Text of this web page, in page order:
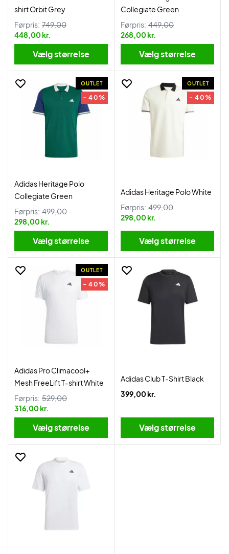
shirt Orbit Grey
Førpris: 749,00
448,00 kr.
Vælg størrelse
Collegiate Green
Førpris: 449,00
268,00 kr.
Vælg størrelse
OUTLET
- 40%
Adidas Heritage Polo
Collegiate Green
Førpris: 499,00
298,00 kr.
Vælg størrelse
OUTLET
- 40%
Adidas Heritage Polo White
Førpris: 499,00
298,00 kr.
Vælg størrelse
OUTLET
- 40%
Adidas Pro Climacool+
Mesh FreeLift T-shirt White
Førpris: 529,00
316,00 kr.
Vælg størrelse
Adidas Club T-Shirt Black
399,00 kr.
Vælg størrelse